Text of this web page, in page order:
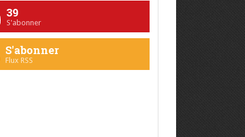
39
S'abonner
S'abonner
Flux RSS